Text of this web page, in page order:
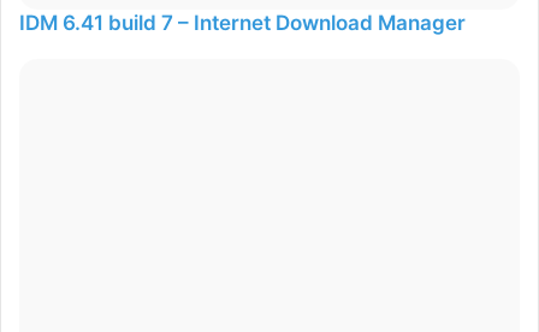
IDM 6.41 build 7 – Internet Download Manager